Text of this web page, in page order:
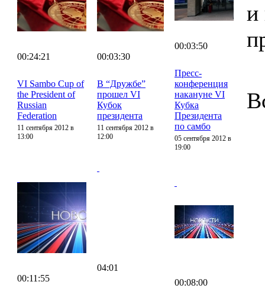
00:24:21
VI Sambo Cup of
the President of
Russian
Federation
11 сентября 2012 в
13:00
00:03:30
В “Дружбе”
прошел VI
Кубок
президента
11 сентября 2012 в
12:00
00:03:50
Пресс-
конференция
накануне VI
Кубка
Президента
по самбо
05 сентября 2012 в
19:00
00:11:55
04:01
00:08:00
и